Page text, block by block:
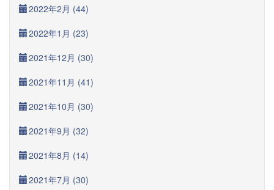
2022年2月 (44)
2022年1月 (23)
2021年12月 (30)
2021年11月 (41)
2021年10月 (30)
2021年9月 (32)
2021年8月 (14)
2021年7月 (30)